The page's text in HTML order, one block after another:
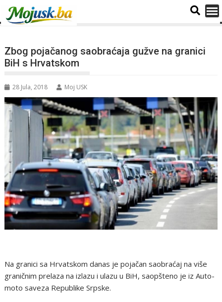
Zbog pojačanog saobraćaja gužve na granici
BiH s Hrvatskom
28 Jula, 2018 Moj USK
Na granici sa Hrvatskom danas je pojačan saobraćaj na više
graničnim prelaza na izlazu i ulazu u BiH, saopšteno je iz Auto-
moto saveza Republike Srpske.